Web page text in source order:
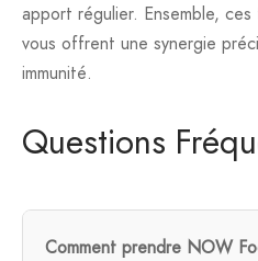
apport régulier. Ensemble,
vous offrent une synergie
immunité.
Questions
Comment prendre NOW